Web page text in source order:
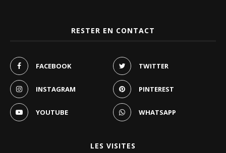
RESTER EN CONTACT
FACEBOOK TWITTER
INSTAGRAM PINTEREST
YOUTUBE WHATSAPP
LES VISITES